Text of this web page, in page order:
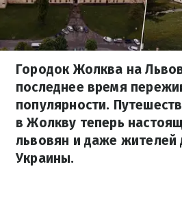
Городок Жолква на
последнее время
популярности.
в Жолкву теперь
львовян и даже жителей
Украины.